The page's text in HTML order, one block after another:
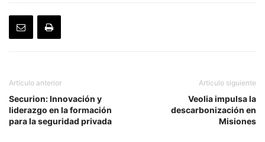
Artículo anterior
Securion: Innovación y
liderazgo en la formación
para la seguridad privada
Artículo siguiente
Veolia impulsa la
descarbonización en
Misiones